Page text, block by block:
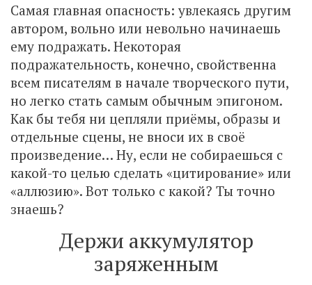
Самая главная опасность: увлекаясь другим
автором, вольно или невольно начинаешь
ему подражать. Некоторая
подражательность, конечно, свойственна
всем писателям в начале творческого пути,
но легко стать самым обычным эпигоном.
Как бы тебя ни цепляли приёмы, образы и
отдельные сцены, не вноси их в своё
произведение… Ну, если не собираешься с
какой-то целью сделать «цитирование» или
«аллюзию». Вот только с какой? Ты точно
знаешь?
Держи аккумулятор
заряженным